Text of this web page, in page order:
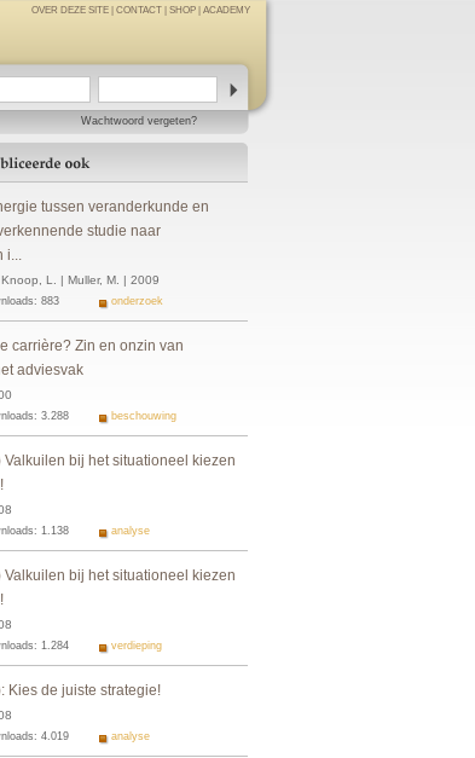
OVER DEZE SITE CONTACT SHOP ACADEMY
Wachtwoord vergeten?
tussen veranderkunde en
studie naar
i...
L. | Muller, M. | 2009
883 onderzoek
carrière? Zin en onzin van
adviesvak
3.288 beschouwing
Valkuilen bij het situationeel kiezen
1.138 analyse
Valkuilen bij het situationeel kiezen
1.284 verdieping
Kies de juiste strategie!
4.019 analyse